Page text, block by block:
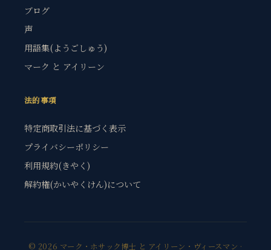
ブログ
声
用語集(ようごしゅう)
マーク と アイリーン
法的事項
特定商取引法に基づく表示
プライバシーポリシー
利用規約(きやく)
解約権(かいやくけん)について
© 2026 マーク・ホサック博士 と アイリーン・ヴィースマン ·